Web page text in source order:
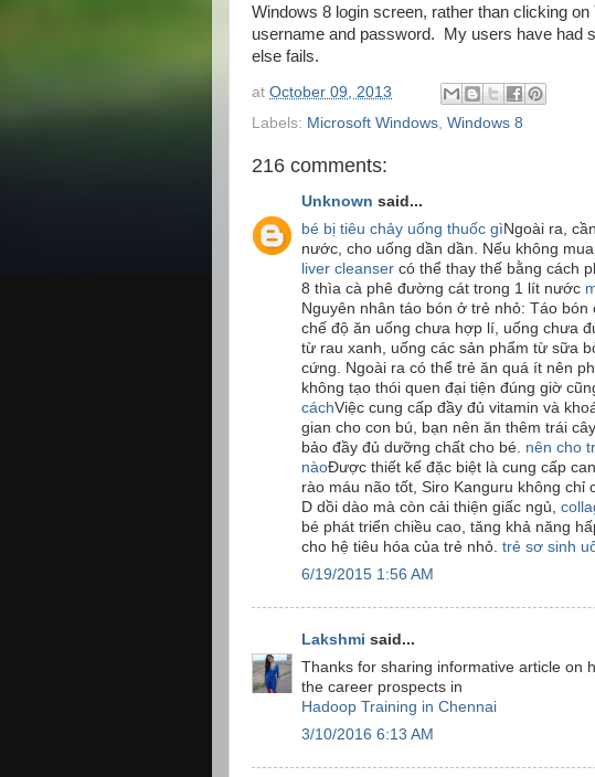
Windows 8 login screen, rather than clicking
username and password. My users have had
else fails.
at October 09, 2013
Labels: Microsoft Windows Windows 8
216 comments:
Unknown said...
bé bị tiêu chảy uống thuốc gì Ngoài ra,
nước, cho uống dần dần. Nếu không
liver cleanser có thể thay thế bằng cách
8 thìa cà phê đường cát trong 1 lít nước
Nguyên nhân táo bón ở trẻ nhỏ: Táo
chế độ ăn uống chưa hợp lí, uống chưa
từ rau xanh, uống các sản phẩm từ sữa
cứng. Ngoài ra có thể trẻ ăn quá ít nên
không tạo thói quen đại tiện đúng giờ
cáchViệc cung cấp đầy đủ vitamin và
gian cho con bú, bạn nên ăn thêm trái
bảo đầy đủ dưỡng chất cho bé. nên cho
nàoĐược thiết kế đặc biệt là cung cấp
rào máu não tốt, Siro Kanguru không chỉ
D dồi dào mà còn cải thiện giấc ngủ,
bé phát triển chiều cao, tăng khả năng
cho hệ tiêu hóa của trẻ nhỏ. trẻ sơ sinh
6/19/2015 1:56 AM
Lakshmi said...
Thanks for sharing informative article on
the career prospects in
Hadoop Training in Chennai
3/10/2016 6:13 AM